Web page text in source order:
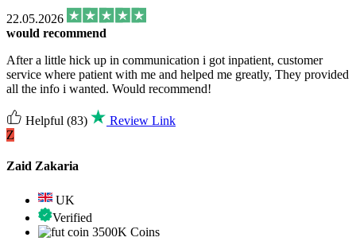
22.05.2026
would recommend
After a little hick up in communication i got inpatient, customer
service where patient with me and helped me greatly, They provided
all the info i wanted. Would recommend!
Helpful (83)
Review Link
Z
Zaid Zakaria
UK
Verified
3500K Coins